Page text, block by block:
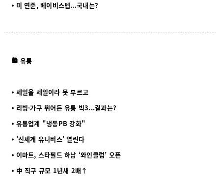
⦁ 미 연준, 베이비스텝...국내는?
🛍️ 유통
⦁ 세일을 세일이라 못 부르고
⦁ 리빙·가구 뛰어든 유통 빅3...결과는?
⦁ 유통업계 "냉동PB 강화"
⦁ '신세계 유니버스' 열린다
⦁ 이마트, 스타필드 하남 ‘와인클럽’ 오픈
⦁ 中 직구 규모 1년새 2배↑